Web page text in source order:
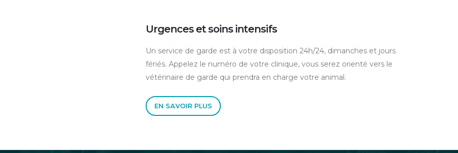
Urgences et soins intensifs
Un service de garde est à votre disposition 24h/24, dimanches et jours
fériés. Appelez le numéro de votre clinique, vous serez orienté vers le
vétérinaire de garde qui prendra en charge votre animal.
EN SAVOIR PLUS